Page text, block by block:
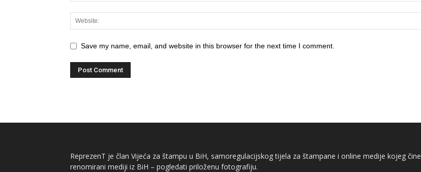
Save my name, email, and website in this browser for the next time I comment.
ReprezenT je član Vijeća za štampu u BiH, samoregulacijskog tijela za štampane i online medije kojeg čine
renomirani mediji iz BiH – pogledati priloženu fotografiju.